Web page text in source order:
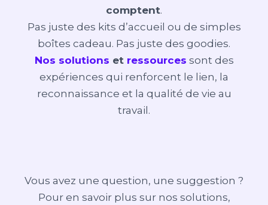
comptent.
Pas juste des kits d’accueil ou de simples
boîtes cadeau. Pas juste des goodies.
Nos solutions et ressources sont des
expériences qui renforcent le lien, la
reconnaissance et la qualité de vie au
travail.
Vous avez une question, une suggestion ?
Pour en savoir plus sur nos solutions,